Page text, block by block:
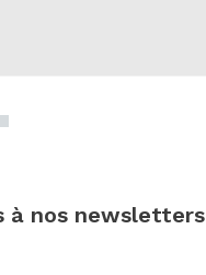
à nos newsletters